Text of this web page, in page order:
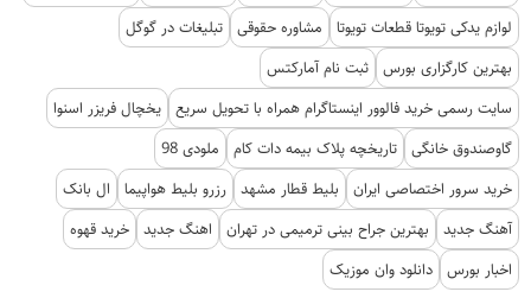
لوازم یدکی تویوتا قطعات تویوتا
مشاوره حقوقی تبلیغات در گوگل
بهترین کارگزاری بورس ثبت نام آمارکتس
سایت رسمی خرید فالوور اینستاگرام همراه با تحویل سریع یخچال فریزر اسنوا
گاوصندوق خانگی تاریخچه پلاک بیمه دات کام
ملودی 98
خرید سرور اختصاصی ایران
بلیط قطار مشهد رزرو بلیط هواپیما
ال بانک
آهنگ جدید
بهترین جراح بینی ترمیمی در تهران اهنگ جدید خرید قهوه
اخبار بورس دانلود وان موزیک